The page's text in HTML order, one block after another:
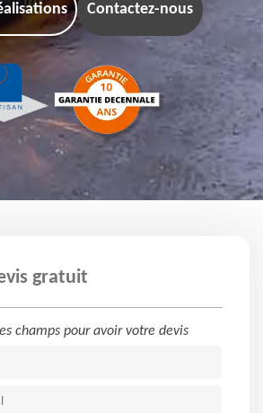
Contactez-nous
gratuit
champs pour avoir votre devis